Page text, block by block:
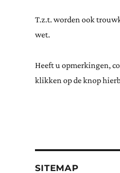
T.z.t. worden ook
wet.
Heeft u opmerkingen,
klikken op de knop
SITEMAP